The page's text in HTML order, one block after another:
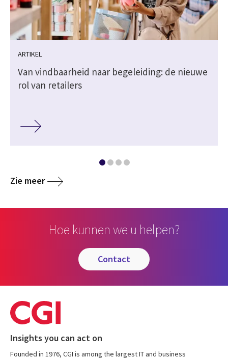
ARTIKEL
Van vindbaarheid naar begeleiding: de nieuwe
rol van retailers
Zie meer
Hoe kunnen we u helpen?
contact
Insights you can act on
Founded in 1976, CGI is among the largest IT and business